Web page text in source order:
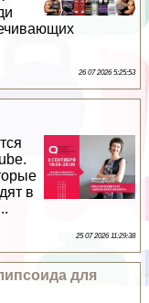
26 07 2026 5:25:53
в
25 07 2026 11:29:38
для